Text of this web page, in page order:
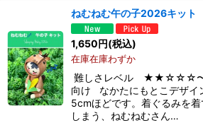
ねむねむ午の子2026キット
1,650円(税込)
在庫在庫わずか
難しさレベル ★★☆☆☆
向け なかたにもとこデザイ
5cmほどです。着ぐるみを
しまう、ねむねむさん…